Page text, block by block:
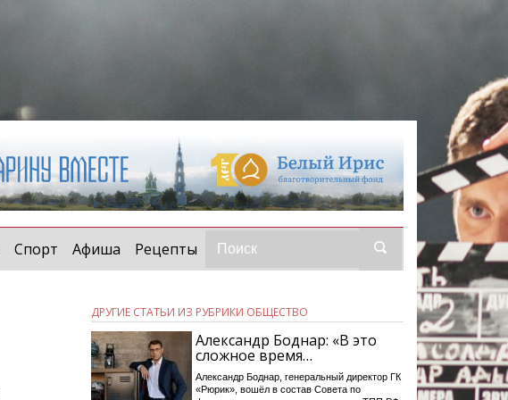
Спорт Афиша Рецепты
ДРУГИЕ СТАТЬИ ИЗ РУБРИКИ ОБЩЕСТВО
Александр Боднар: «В это
сложное время…
Александр Боднар, генеральный директор ГК
«Рюрик», вошёл в состав Совета по